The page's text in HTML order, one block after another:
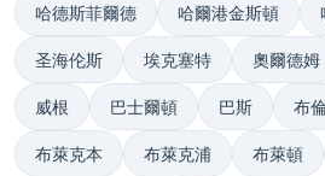
哈德斯菲爾德 哈爾港金斯頓
圣海伦斯 埃克塞特 奧爾德姆
威根 巴士爾頓 巴斯 布
布萊克本 布萊克浦 布萊頓